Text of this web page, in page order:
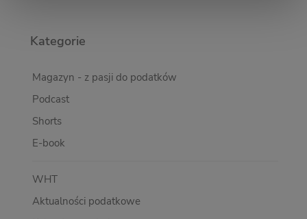
Kategorie
Magazyn - z pasji do podatków
Podcast
Shorts
E-book
WHT
Aktualności podatkowe